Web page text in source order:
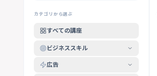
カテゴリから選ぶ
すべての講座
ビジネススキル
広告